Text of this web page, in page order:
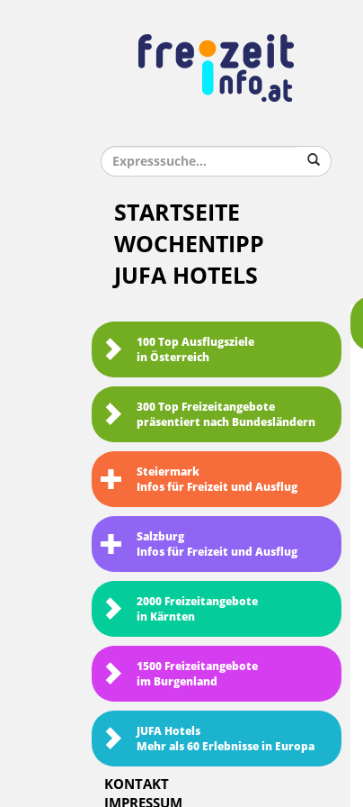
STARTSEITE
WOCHENTIPP
JUFA HOTELS
100 Top Ausflugsziele
in Österreich
300 Top Freizeitangebote
präsentiert nach Bundesländern
Steiermark
Infos für Freizeit und Ausflug
Salzburg
Infos für Freizeit und Ausflug
2000 Freizeitangebote
in Kärnten
1500 Freizeitangebote
im Burgenland
JUFA Hotels
Mehr als 60 Erlebnisse in Europa
KONTAKT
IMPRESSUM